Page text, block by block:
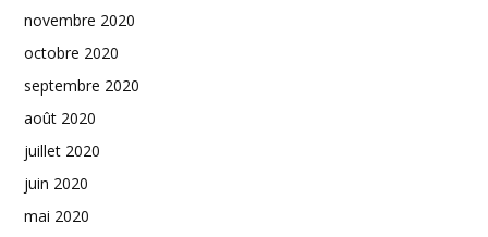
novembre 2020
octobre 2020
septembre 2020
août 2020
juillet 2020
juin 2020
mai 2020